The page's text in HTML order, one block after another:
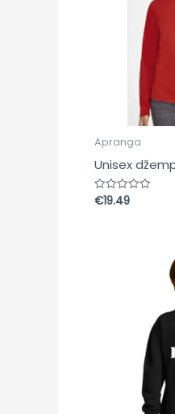
Apranga
Unisex
Įvertinimas:
€19.49